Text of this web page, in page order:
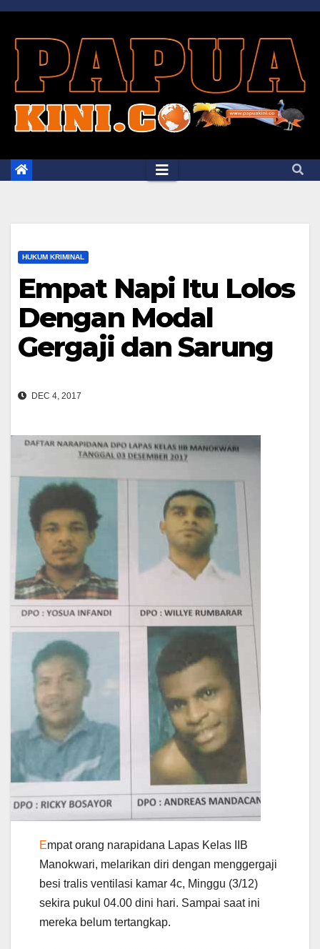
Skip
content
HUKUM KRIMINAL
Empat Napi Itu Lolos
Dengan Modal
Gergaji dan Sarung
DEC 4, 2017
Empat orang narapidana Lapas Kelas IIB
Manokwari, melarikan diri dengan menggergaji
besi tralis ventilasi kamar 4c, Minggu (3/12)
sekira pukul 04.00 dini hari. Sampai saat ini
mereka belum tertangkap.